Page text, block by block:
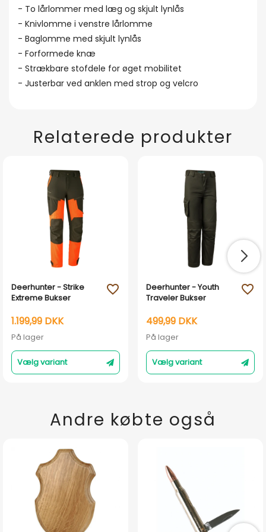
- To lårlommer med læg og skjult lynlås
- Knivlomme i venstre lårlomme
- Baglomme med skjult lynlås
- Forformede knæ
- Strækbare stofdele for øget mobilitet
- Justerbar ved anklen med strop og velcro
Relaterede produkter
Deerhunter - Strike
Extreme Bukser
1.199,99 DKK
På lager
Vælg variant
favorite_outline
Deerhunter - Youth
Traveler Bukser
499,99 DKK
På lager
Vælg variant
favorite_outline
Andre købte også